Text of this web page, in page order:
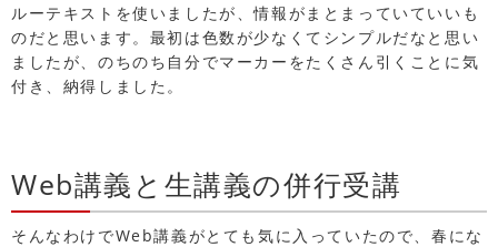
ルーテキストを使いましたが、情報がまとまっていていいも
のだと思います。最初は色数が少なくてシンプルだなと思い
ましたが、のちのち自分でマーカーをたくさん引くことに気
付き、納得しました。
Web講義と生講義の併行受講
そんなわけでWeb講義がとても気に入っていたので、春にな